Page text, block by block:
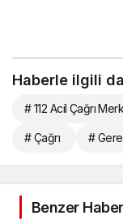
Haberle ilgili
# 112 Acil Çağrı
# Çağrı #
Benzer